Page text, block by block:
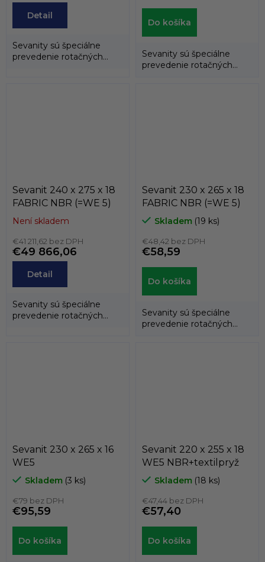
Detail
Sevanity sú špeciálne
prevedenie rotačných
Do košíka
Sevanity sú špeciálne
prevedenie rotačných
Sevanit 240 x 275 x 18
FABRIC NBR (=WE 5)
Není skladem
€41 211,62 bez DPH
€49 866,06
Detail
Sevanity sú špeciálne
prevedenie rotačných
Sevanit 230 x 265 x 18
FABRIC NBR (=WE 5)
Skladem (19 ks)
€48,42 bez DPH
€58,59
Do košíka
Sevanity sú špeciálne
prevedenie rotačných
Sevanit 230 x 265 x 16
WE5
Skladem (3 ks)
€79 bez DPH
€95,59
Do košíka
Sevanit 220 x 255 x 18
WE5 NBR+textilpryž
Skladem (18 ks)
€47,44 bez DPH
€57,40
Do košíka